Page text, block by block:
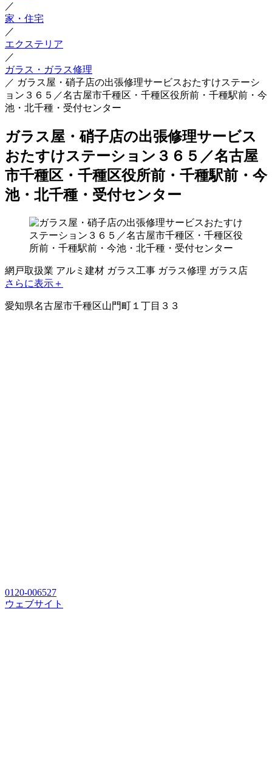
／
家・住宅
／
エクステリア
／
ガラス・ガラス修理
／ ガラス屋・硝子店の出張修理サービスおたすけステーシ
ョン３６５／名古屋市千種区・千種区役所前・千種駅前・今
池・北千種・受付センター
ガラス屋・硝子店の出張修理サービス
おたすけステーション３６５／名古屋
市千種区・千種区役所前・千種駅前・今
池・北千種・受付センター
網戸取扱業 アルミ建材 ガラス工事 ガラス修理 ガラス店
さらに表示＋
愛知県名古屋市千種区山門町１丁目３３
0120-006527
ウェブサイト